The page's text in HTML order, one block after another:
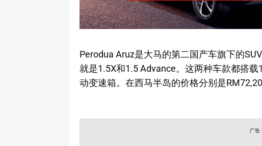
Perodua Aruz是大马的第二国产车旗下的
就是1.5X和1.5 Advance。这两种车款都搭
动变速箱。在西马半岛的价格分别是
广告